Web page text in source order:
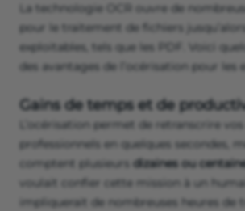
La technologie OCR ouvre de
pour le traitement de fichiers
exploitables, tels que les PDF. Voici
des avantages de l’océrisation pour les
Gains de temps et de
L’océrisation permet de retranscrire
professionnels en quelques secondes,
comptent plusieurs dizaines ou
voulait confier cette mission à un
impliquerait de nombreuses heures de